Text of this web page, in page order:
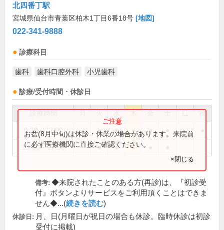
北四番丁駅
宮城県仙台市青葉区柏木1丁目6番18号 [地図]
022-341-9888
診療科目
歯科 歯科口腔外科 小児歯科
診療/受付時間・休診日
祝
8:30～12:00 ● ● ● ●
13:00～17:30 ● ● ●
お盆(8月中旬)は休診・休業の場合があります。来院前
に必ず医療機関に直接ご確認ください。
×閉じる
備考: ◆来院されたことのある方(再診)は、『初診受
付』ボタンよりサービスをご利用頂くことはできま
せん◆...(続きを読む)
休診日: 月、日(月曜日が祝日の場合も休診。臨時休診は初診
受付に掲載)